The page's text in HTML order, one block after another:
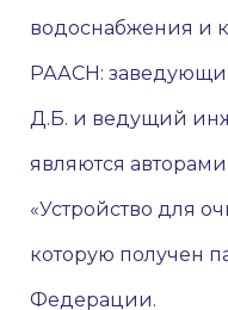
водоснабжения и
РААСН:
Д.Б. и ведущий
являются
«Устройство для
которую получен
Федерации.